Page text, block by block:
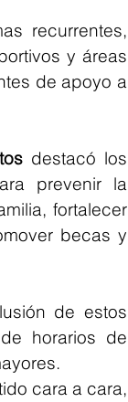
recurrentes,
y áreas
de apoyo a
destacó los
prevenir la
fortalecer
becas y
de estos
horarios de
cara a cara,